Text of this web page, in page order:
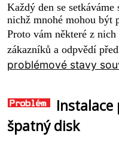
Každý den se
nichž mnohé mohou být
Proto vám některé z
zákazníků a odpvědí
problémové stavy
Instalace
špatný disk